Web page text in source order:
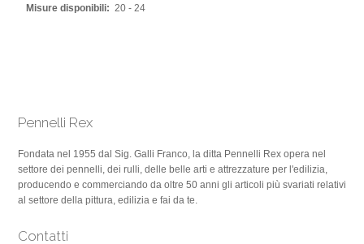
Misure disponibili: 20 - 24
Pennelli Rex
Fondata nel 1955 dal Sig. Galli Franco, la ditta Pennelli Rex opera nel
settore dei pennelli, dei rulli, delle belle arti e attrezzature per l'edilizia,
producendo e commerciando da oltre 50 anni gli articoli più svariati relativi
al settore della pittura, edilizia e fai da te.
Contatti